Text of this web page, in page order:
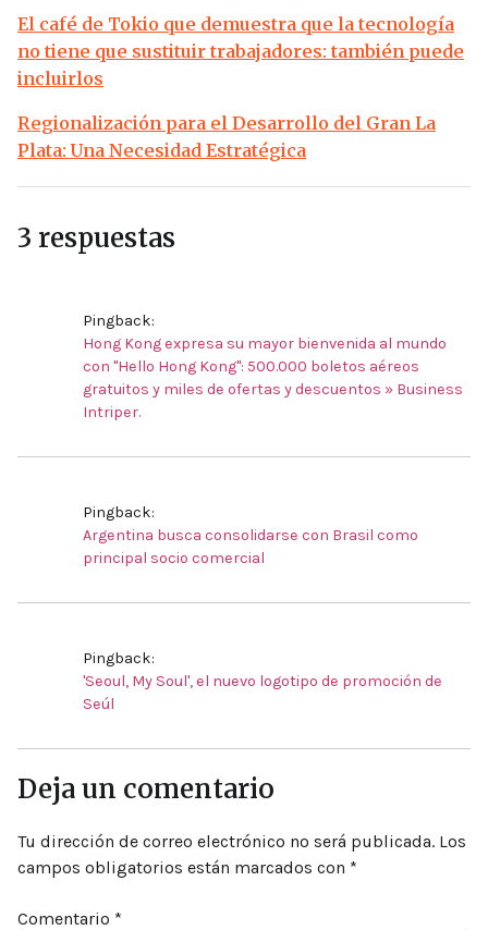
El café de Tokio que demuestra que la tecnología
no tiene que sustituir trabajadores: también puede
incluirlos
Regionalización para el Desarrollo del Gran La
Plata: Una Necesidad Estratégica
3 respuestas
Pingback:
Hong Kong expresa su mayor bienvenida al mundo
con "Hello Hong Kong": 500.000 boletos aéreos
gratuitos y miles de ofertas y descuentos » Business
Intriper.
Pingback:
Argentina busca consolidarse con Brasil como
principal socio comercial
Pingback:
'Seoul, My Soul', el nuevo logotipo de promoción de
Seúl
Deja un comentario
Tu dirección de correo electrónico no será publicada. Los
campos obligatorios están marcados con *
Comentario *